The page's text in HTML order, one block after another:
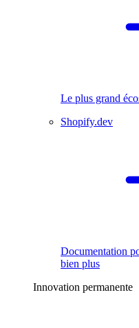
Le plus grand
Shopify.dev
Documentation
bien plus
Innovation permanente